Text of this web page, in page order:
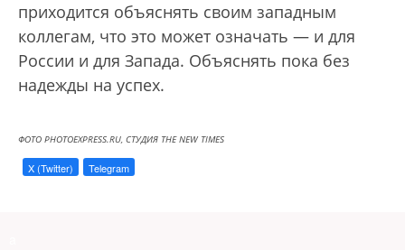
приходится объяснять своим западным
коллегам, что это может означать — и для
России и для Запада. Объяснять пока без
надежды на успех.
ФОТО PHOTOEXPRESS.RU, СТУДИЯ THE NEW TIMES
X (Twitter) Telegram